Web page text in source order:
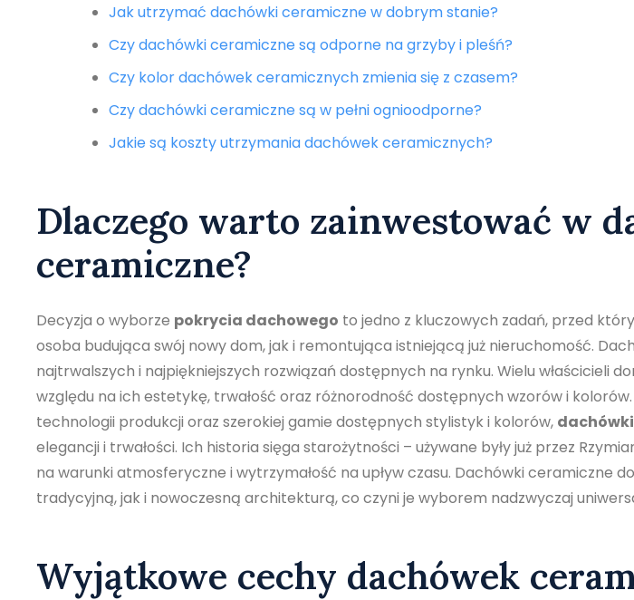
Jak utrzymać dachówki ceramiczne w dobrym stanie?
Czy dachówki ceramiczne są odporne na grzyby i pleśń?
Czy kolor dachówek ceramicznych zmienia się z czasem?
Czy dachówki ceramiczne są w pełni ognioodporne?
Jakie są koszty utrzymania dachówek ceramicznych?
Dlaczego warto zainwestować w
ceramiczne?
Decyzja o wyborze pokrycia dachowego to jedno z kluczowych zadań, przed
osoba budująca swój nowy dom, jak i remontująca istniejącą już nieruchomość.
najtrwalszych i najpiękniejszych rozwiązań dostępnych na rynku. Wielu właścicieli
względu na ich estetykę, trwałość oraz różnorodność dostępnych wzorów i kolorów.
technologii produkcji oraz szerokiej gamie dostępnych stylistyk i kolorów,
elegancji i trwałości. Ich historia sięga starożytności – używane były już przez
na warunki atmosferyczne i wytrzymałość na upływ czasu. Dachówki ceramiczne
tradycyjną, jak i nowoczesną architekturą, co czyni je wyborem nadzwyczaj
Wyjątkowe cechy dachówek